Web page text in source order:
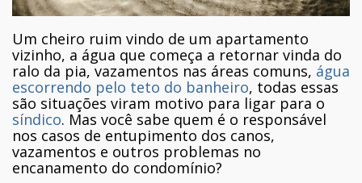
Um cheiro ruim vindo de um apartamento
vizinho, a água que começa a retornar vinda do
ralo da pia, vazamentos nas áreas comuns, água
escorrendo pelo teto do banheiro, todas essas
são situações viram motivo para ligar para o
síndico. Mas você sabe quem é o responsável
nos casos de entupimento dos canos,
vazamentos e outros problemas no
encanamento do condomínio?